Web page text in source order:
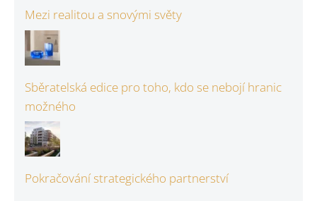
Mezi realitou a snovými světy
Sběratelská edice pro toho, kdo se nebojí hranic
možného
Pokračování strategického partnerství